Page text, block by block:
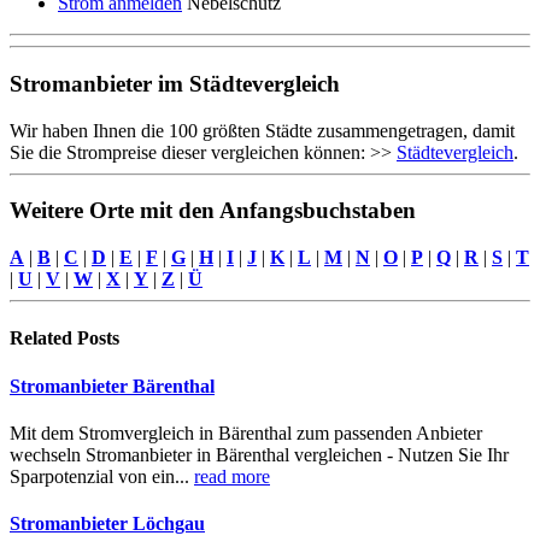
Stromanbieter im Städtevergleich
Wir haben Ihnen die 100 größten Städte zusammengetragen, damit
Sie die Strompreise dieser vergleichen können: >> Städtevergleich.
Weitere Orte mit den Anfangsbuchstaben
A | B | C | D | E | F | G | H| I | J | K | L | M | N | O | P | Q | R | S | T
| U | V | W | X | Y | Z | Ü
Related Posts
Stromanbieter Bärenthal
Mit dem Stromvergleich in Bärenthal zum passenden Anbieter
wechseln Stromanbieter in Bärenthal vergleichen - Nutzen Sie Ihr
Sparpotenzial von ein... read more
Stromanbieter Löchgau